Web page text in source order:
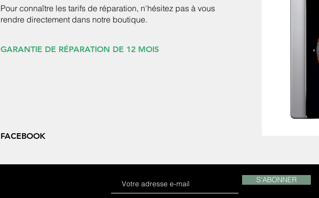
Pour connaître les tarifs de réparation, n'hésitez pas à vous
rendre directement dans notre boutique.
FACEBOOK
GARANTIE DE RÉPARATION DE 12 MOIS
S'ABONNER